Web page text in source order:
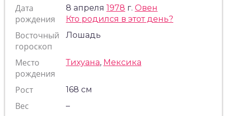
Дата
рождения
8 апреля 1978 г. Овен
Кто родился в этот день?
Восточный
гороскоп
Лошадь
Место
рождения
Тихуана, Мексика
Рост 168 см
Вес –